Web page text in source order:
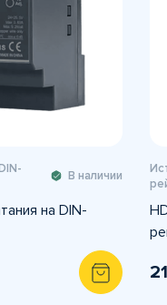
В наличии
на DIN-